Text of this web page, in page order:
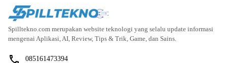
Spilltekno.com merupakan website teknologi yang selalu update informasi
mengenai Aplikasi, AI, Review, Tips & Trik, Game, dan Sains.
085161473394